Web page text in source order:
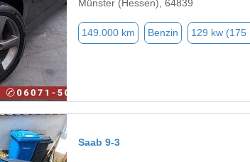
Münster (Hessen), 64839
149.000 km Benzin 129 kw (175
Saab 9-3